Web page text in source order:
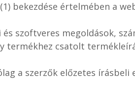
bekezdése értelmében a
szoftveres megoldások,
termékhez csatolt
a szerzők előzetes írásbeli